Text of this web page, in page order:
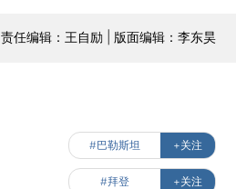
责任编辑：王自励 | 版面编辑：李东昊
#巴勒斯坦 +关注
#拜登 +关注